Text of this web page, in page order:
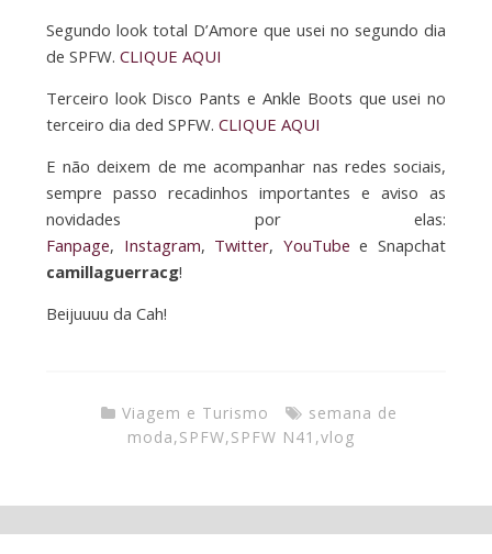
Segundo look total D’Amore que usei no segundo dia
de SPFW. CLIQUE AQUI
Terceiro look Disco Pants e Ankle Boots que usei no
terceiro dia ded SPFW. CLIQUE AQUI
E não deixem de me acompanhar nas redes sociais,
sempre passo recadinhos importantes e aviso as
novidades por elas:
Fanpage, Instagram, Twitter, YouTube e Snapchat
camillaguerracg!
Beijuuuu da Cah!
Viagem e Turismo
semana de
moda,SPFW,SPFW N41 ,vlog